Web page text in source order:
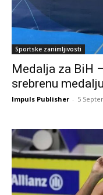
Sportske zanimljivosti
Medalja za BiH
srebrenu
Impuls Publisher - 5